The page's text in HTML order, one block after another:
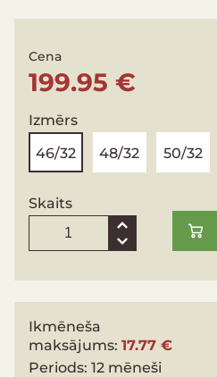
Cena
199.95 €
Izmērs
46/32
48/32 50/32
Skaits
Ikmēneša
maksājums:17.77 €
Periods:12 mēneši